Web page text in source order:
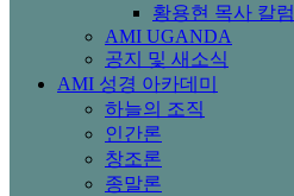
황용현 목사 칼럼
AMI UGANDA
공지 및 새소식
AMI 성경 아카데미
하늘의 조직
인간론
창조론
종말론